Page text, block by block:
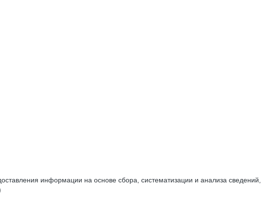
информации на основе сбора, систематизации и анализа сведений,